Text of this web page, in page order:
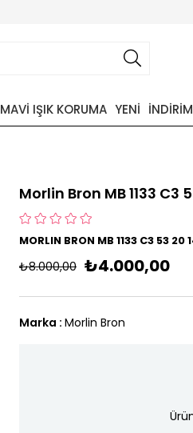
MAVİ IŞIK KORUMA YENİ İNDİRİM
Morlin Bron MB 1133 C3
MORLIN BRON MB 1133 C3 53 20
₺8.000,00 ₺4.000,00
Marka : Morlin Bron